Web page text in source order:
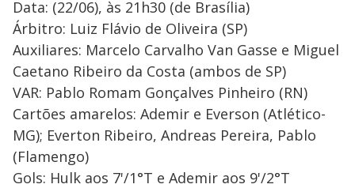
Data: (22/06), às 21h30 (de Brasília)
Árbitro: Luiz Flávio de Oliveira (SP)
Auxiliares: Marcelo Carvalho Van Gasse e Miguel
Caetano Ribeiro da Costa (ambos de SP)
VAR: Pablo Romam Gonçalves Pinheiro (RN)
Cartões amarelos: Ademir e Everson (Atlético-
MG); Everton Ribeiro, Andreas Pereira, Pablo
(Flamengo)
Gols: Hulk aos 7'/1°T e Ademir aos 9'/2°T